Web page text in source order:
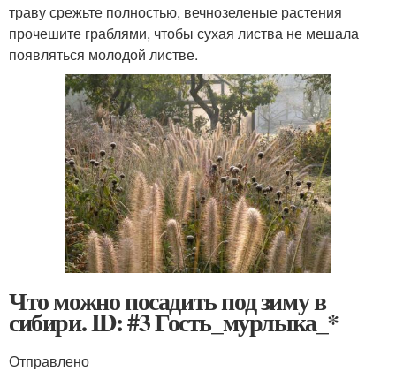
траву срежьте полностью, вечнозеленые растения
прочешите граблями, чтобы сухая листва не мешала
появляться молодой листве.
Что можно посадить под зиму в
сибири. ID: #3 Гость_мурлыка_*
Отправлено